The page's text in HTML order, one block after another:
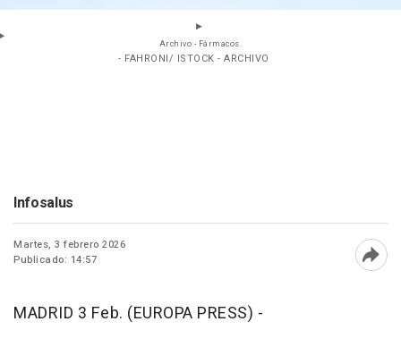
Archivo - Fármacos.
- FAHRONI/ ISTOCK - ARCHIVO
Infosalus
Martes, 3 febrero 2026
Publicado: 14:57
MADRID 3 Feb. (EUROPA PRESS) -